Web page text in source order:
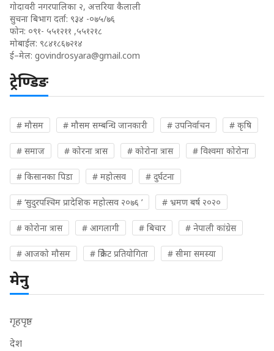
गोदावरी नगरपालिका २, अत्तरिया कैलाली
सुचना बिभाग दर्ता: ९३४ -०७५/७६
फोन: ०९१- ५५१२११ ,५५१२१८
मोबाईल: ९८४१८६७२१४
ई–मेल: govindrosyara@gmail.com
ट्रेण्डिङ
# मौसम # मौसम सम्बन्धि जानकारी # उपनिर्वाचन # कृषि
# समाज # कोरना त्रास # कोरोना त्रास # विश्वमा कोरोना
# किसानका पिडा # महोत्सव # दुर्घटना
# ‘सुदुरपश्चिम प्रादेशिक महोत्सव २०७६ ’ # भ्रमण बर्ष २०२०
# कोरोना त्रास # आगलागी # बिचार # नेपाली कांग्रेस
# आजको मौसम # क्रिकेट प्रतियोगिता # सीमा समस्या
मेनु
गृहपृष्ठ
देश